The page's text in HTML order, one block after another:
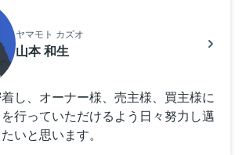
ヤマモト カズオ
山本 和生
し、オーナー様、売主様、買主様に
行っていただけるよう日々努力し邁
いと思います。